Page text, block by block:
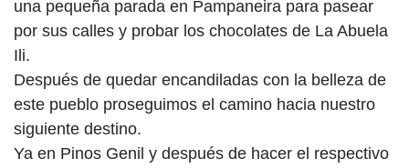
una pequeña parada en Pampaneira para pasear
por sus calles y probar los chocolates de La Abuela
Ili.
Después de quedar encandiladas con la belleza de
este pueblo proseguimos el camino hacia nuestro
siguiente destino.
Ya en Pinos Genil y después de hacer el respectivo